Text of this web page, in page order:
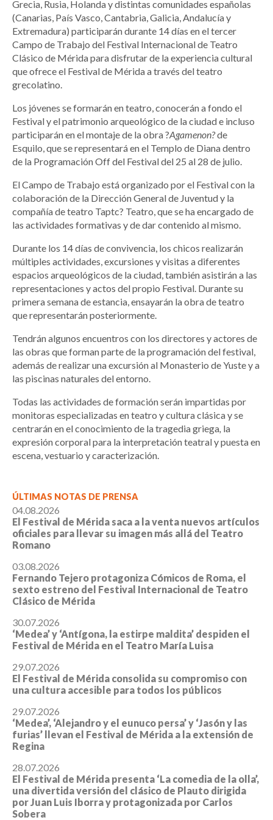
Grecia, Rusia, Holanda y distintas comunidades españolas
(Canarias, País Vasco, Cantabria, Galicia, Andalucía y
Extremadura) participarán durante 14 días en el tercer
Campo de Trabajo del Festival Internacional de Teatro
Clásico de Mérida para disfrutar de la experiencia cultural
que ofrece el Festival de Mérida a través del teatro
grecolatino.
Los jóvenes se formarán en teatro, conocerán a fondo el
Festival y el patrimonio arqueológico de la ciudad e incluso
participarán en el montaje de la obra ?Agamenon?de
Esquilo, que se representará en el Templo de Diana dentro
de la Programación Off del Festival del 25 al 28 de julio.
El Campo de Trabajo está organizado por el Festival con la
colaboración de la Dirección General de Juventud y la
compañía de teatro Taptc? Teatro, que se ha encargado de
las actividades formativas y de dar contenido al mismo.
Durante los 14 días de convivencia, los chicos realizarán
múltiples actividades, excursiones y visitas a diferentes
espacios arqueológicos de la ciudad, también asistirán a las
representaciones y actos del propio Festival. Durante su
primera semana de estancia, ensayarán la obra de teatro
que representarán posteriormente.
Tendrán algunos encuentros con los directores y actores de
las obras que forman parte de la programación del festival,
además de realizar una excursión al Monasterio de Yuste y a
las piscinas naturales del entorno.
Todas las actividades de formación serán impartidas por
monitoras especializadas en teatro y cultura clásica y se
centrarán en el conocimiento de la tragedia griega, la
expresión corporal para la interpretación teatral y puesta en
escena, vestuario y caracterización.
ÚLTIMAS NOTAS DE PRENSA
04.08.2026
El Festival de Mérida saca a la venta nuevos artículos
oficiales para llevar su imagen más allá del Teatro
Romano
03.08.2026
Fernando Tejero protagoniza Cómicos de Roma, el
sexto estreno del Festival Internacional de Teatro
Clásico de Mérida
30.07.2026
‘Medea’ y ‘Antígona, la estirpe maldita’ despiden el
Festival de Mérida en el Teatro María Luisa
29.07.2026
El Festival de Mérida consolida su compromiso con
una cultura accesible para todos los públicos
29.07.2026
‘Medea’, ‘Alejandro y el eunuco persa’ y ‘Jasón y las
furias’ llevan el Festival de Mérida a la extensión de
Regina
28.07.2026
El Festival de Mérida presenta ‘La comedia de la olla’,
una divertida versión del clásico de Plauto dirigida
por Juan Luis Iborra y protagonizada por Carlos
Sobera